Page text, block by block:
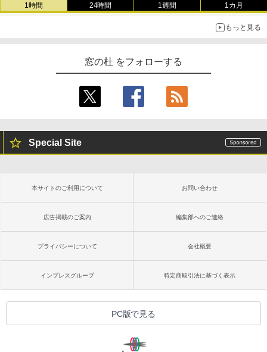
1時間 24時間 1週間 1カ月
もっと見る
窓の杜 をフォローする
Special Site
本サイトのご利用について お問い合わせ
広告掲載のご案内 編集部へのご連絡
プライバシーについて 会社概要
インプレスグループ 特定商取引法に基づく表示
PC版で見る